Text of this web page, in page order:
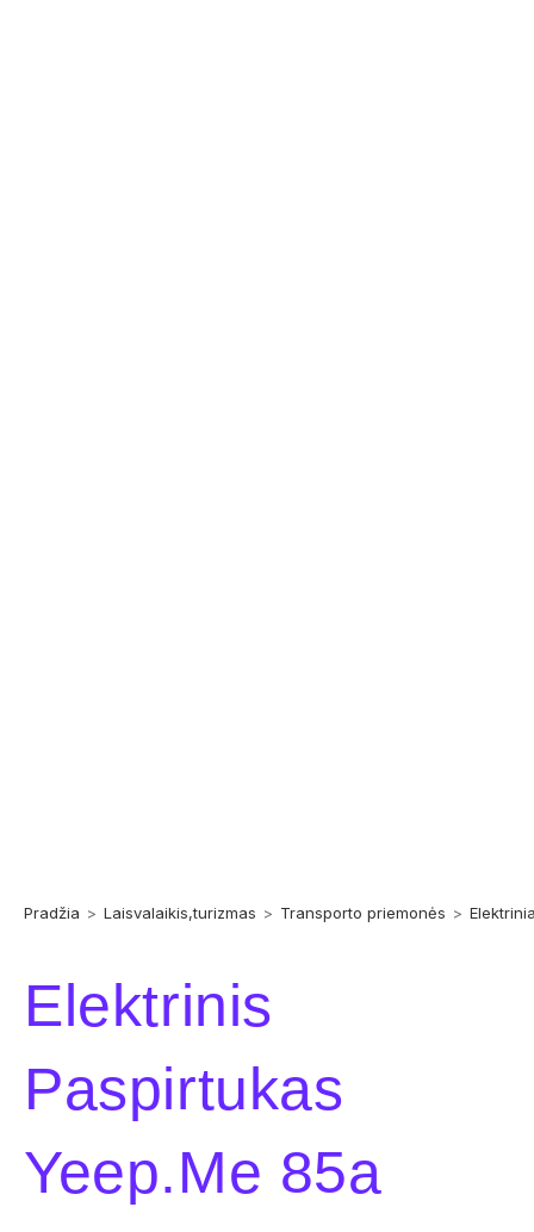
Pradžia > Laisvalaikis,turizmas > Transporto priemonės >
Elektrinis
Paspirtukas
Yeep.me 85a